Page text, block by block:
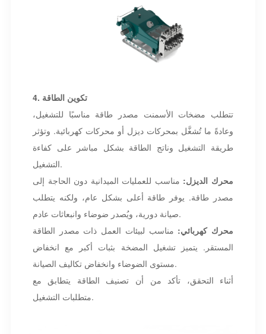
4. تكوين الطاقة
تتطلب مضخات الأسمنت مصدر طاقة مناسبًا للتشغيل،
وعادةً ما تُشغَّل بمحركات ديزل أو محركات كهربائية. وتؤثر
طريقة التشغيل وناتج الطاقة بشكل مباشر على كفاءة
التشغيل.
محرك الديزل: مناسب للعمليات الميدانية دون الحاجة إلى
مصدر طاقة. يوفر طاقة أعلى بشكل عام، ولكنه يتطلب
صيانة دورية، ويُصدر ضوضاء وانبعاثات عادم.
محرك كهربائي: مناسب لبيئات العمل ذات مصدر الطاقة
المستقر. يتميز تشغيل المضخة بثبات أكبر مع انخفاض
مستوى الضوضاء وانخفاض تكاليف الصيانة.
أثناء التحقق، تأكد من أن تصنيف الطاقة يتطابق مع
متطلبات التشغيل.